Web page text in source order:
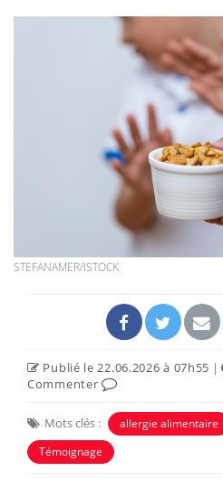
STEFANAMER/ISTOCK
Publié le 22.06.2026 à 07h55 |
Commenter
Mots clés : allergie alimentaire
Témoignage